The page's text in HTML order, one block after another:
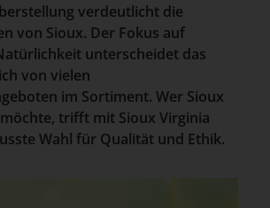
verdeutlicht die
von Sioux. Der Fokus auf
unterscheidet das
von vielen
im Sortiment. Wer Sioux
trifft mit Sioux Virginia
Wahl für Qualität und Ethik.